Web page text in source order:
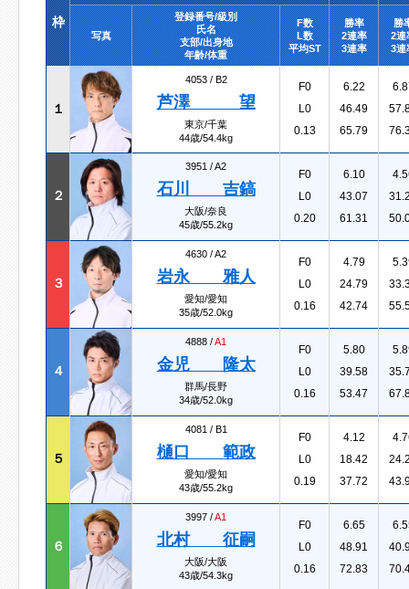
枠
写真
登録番号/級別
氏名
支部/出身地
年齢/体重
F数
L数
平均ST
勝率
2連率
3連率
勝
2連
3連
１
4053 / B2
芦澤 望
東京/千葉
44歳/54.4kg
F0
L0
0.13
6.22
46.49
65.79
２
3951 /A2
石川 吉鎬
大阪/奈良
45歳/55.2kg
F0
L0
0.20
6.10
43.07
61.31
３
4630 /A2
岩永 雅人
愛知/愛知
35歳/52.0kg
F0
L0
0.16
4.79
24.79
42.74
４
4888 /A1
金児 隆太
群馬/長野
34歳/52.0kg
F0
L0
0.16
5.80
39.58
53.47
５
4081 / B1
樋口 範政
愛知/愛知
43歳/55.2kg
F0
L0
0.19
4.12
18.42
37.72
６
3997 /A1
北村 征嗣
大阪/大阪
43歳/54.3kg
F0
L0
0.16
6.65
48.91
72.83